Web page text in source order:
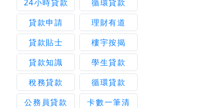
24小時貸款
循環貸款
貸款申請
理財有道
貸款貼士
樓宇按揭
貸款知識
學生貸款
稅務貸款
循環貸款
公務員貸款
卡數一筆清